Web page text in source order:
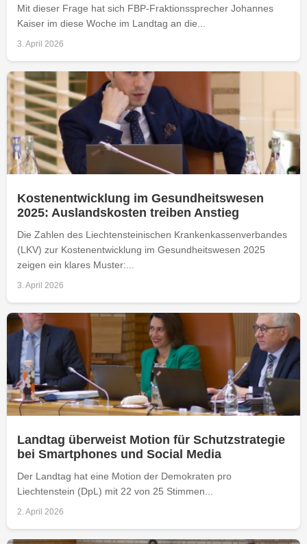
Mit dieser Frage hat sich FBP-Fraktionssprecher Johannes
Kaiser im diese Woche im Landtag an die...
3. April 2026
Kostenentwicklung im Gesundheitswesen
2025: Auslandskosten treiben Anstieg
Die Zahlen des Liechtensteinischen Krankenkassenverbandes
(LKV) zur Kostenentwicklung im Gesundheitswesen 2025
zeigen ein klares Muster:...
3. April 2026
Landtag überweist Motion für Schutzstrategie
bei Smartphones und Social Media
Der Landtag hat eine Motion der Demokraten pro
Liechtenstein (DpL) mit 22 von 25 Stimmen...
2. April 2026